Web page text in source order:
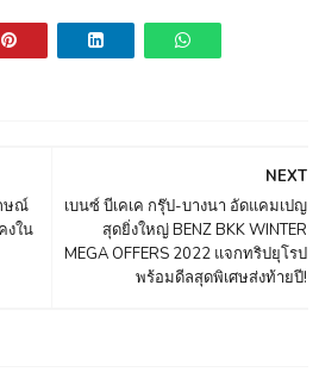
NEXT
เบนซ์ บีเคเค กรุ๊ป-บางนา อัดแคมเปญ
สุดยิ่งใหญ่ BENZ BKK WINTER
MEGA OFFERS 2022 แจกทริปยุโรป
พร้อมดีลสุดพิเศษส่งท้ายปี!
ษณ์
งใน